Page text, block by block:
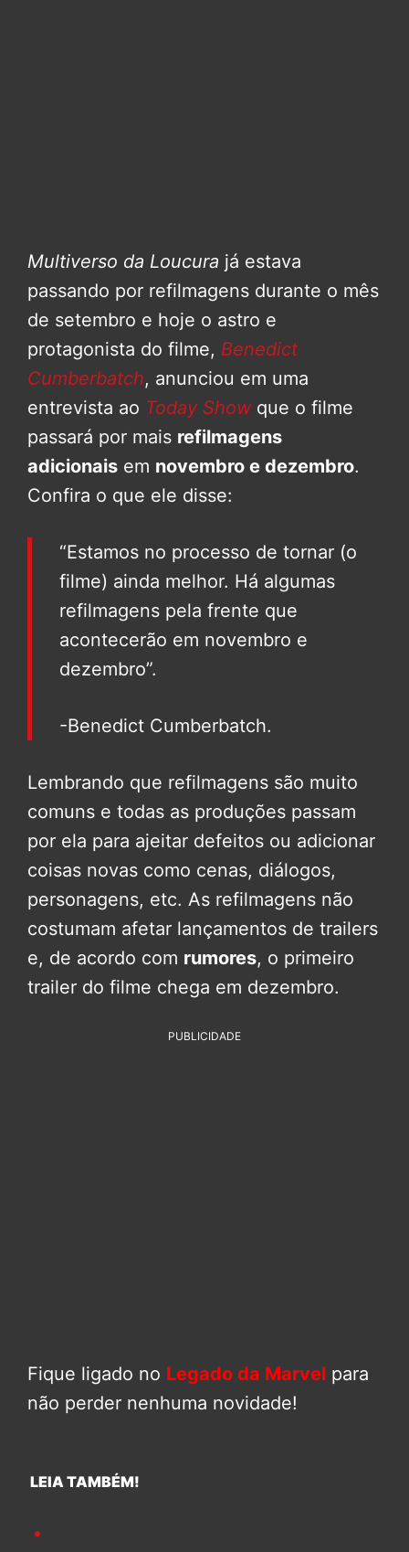
Multiverso da Loucura já estava
passando por refilmagens durante o mês
de setembro e hoje o astro e
protagonista do filme, Benedict
Cumberbatch, anunciou em uma
entrevista ao Today Showque o filme
passará por mais refilmagens
adicionais em novembro e dezembro.
Confira o que ele disse:
“Estamos no processo de tornar (o
filme) ainda melhor. Há algumas
refilmagens pela frente que
acontecerão em novembro e
dezembro”.
-Benedict Cumberbatch.
Lembrando que refilmagens são muito
comuns e todas as produções passam
por ela para ajeitar defeitos ou adicionar
coisas novas como cenas, diálogos,
personagens, etc. As refilmagens não
costumam afetar lançamentos de trailers
e, de acordo com rumores, o primeiro
trailer do filme chega em dezembro.
PUBLICIDADE
Fique ligado no Legado da Marvel para
não perder nenhuma novidade!
LEIA TAMBÉM!